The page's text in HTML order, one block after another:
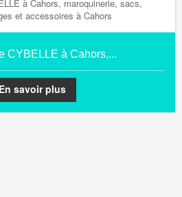
CYBELLE à Cahors,...
En savoir plus